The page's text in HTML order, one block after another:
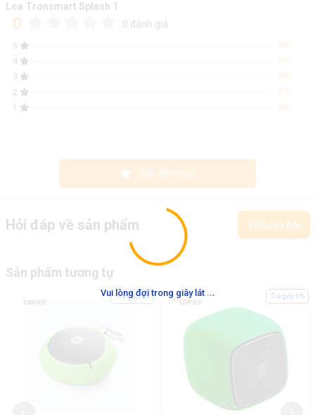
Vui lòng đợi trong giây lát ...
Loa Tronsmart Splash 1
0 0 đánh giá
5
0%
4
0%
3
0%
2
0%
1
0%
Viết đánh giá
Hỏi đáp về sản phẩm Viết câu hỏi
Sản phẩm tương tự
Trả góp 0% Trả góp 0%